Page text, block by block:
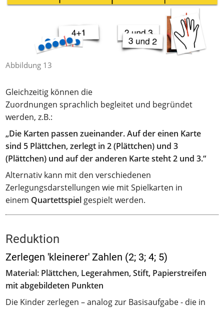
Abbildung 13
Gleichzeitig können die
Zuordnungen sprachlich begleitet und begründet
werden, z.B.:
„Die Karten passen zueinander. Auf der einen Karte
sind 5 Plättchen, zerlegt in 2 (Plättchen) und 3
(Plättchen) und auf der anderen Karte steht 2 und 3.“
Alternativ kann mit den verschiedenen
Zerlegungsdarstellungen wie mit Spielkarten in
einem Quartettspiel gespielt werden.
Reduktion
Zerlegen 'kleinerer' Zahlen (2; 3; 4; 5)
Material: Plättchen, Legerahmen, Stift, Papierstreifen
mit abgebildeten Punkten
Die Kinder zerlegen – analog zur Basisaufgabe - die in